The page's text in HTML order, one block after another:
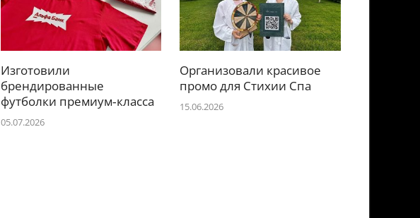
Изготовили
брендированные
футболки премиум‑класса
05.07.2026
Организовали красивое
промо для Стихии Спа
15.06.2026